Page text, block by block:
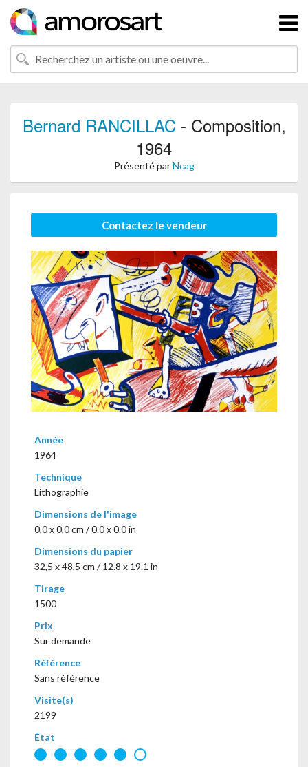
Bernard RANCILLAC- Composition,
1964
Présenté parNcag
Contactez le vendeur
Année
1964
Technique
Lithographie
Dimensions de l'image
0,0 x 0,0 cm / 0.0 x 0.0 in
Dimensions du papier
32,5 x 48,5 cm / 12.8 x 19.1 in
Tirage
1500
Prix
Sur demande
Référence
Sans référence
Visite(s)
2199
État